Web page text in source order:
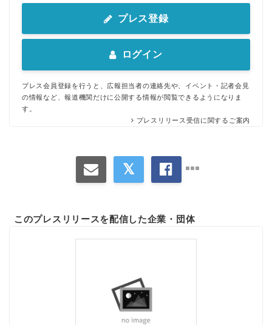
プレス登録
ログイン
プレス会員登録を行うと、広報担当者の連絡先や、イベント・記者会見
の情報など、報道機関だけに公開する情報が閲覧できるようになりま
す。
プレスリリース受信に関するご案内
このプレスリリースを配信した企業・団体